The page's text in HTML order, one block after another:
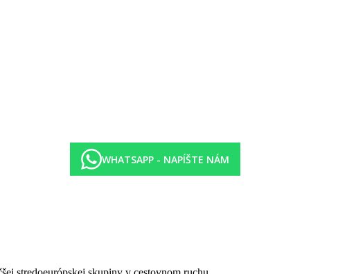
nocné svetlo, kúpelna s vanou, uteráky k moru aj do bazéna, WiFi
nocné svetlo, kúpelna s vanou, uteráky k moru aj do bazéna, WiFi
alebo relaxujete tým, že si objednáte masáž u nášho odborného personálu.
WHATSAPP - NAPÍŠTE NÁM